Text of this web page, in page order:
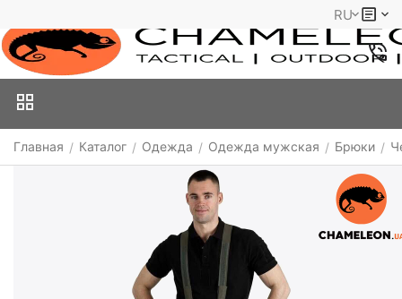
RU
Главная / Каталог / Одежда / Одежда мужская / Брюки /